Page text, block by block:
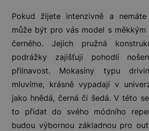
Pokud žijete intenzivně a
může být pro vás model s
černého. Jejich pružná
podrážky zajišťují pohodlí
přilnavost. Mokasíny typu
mluvíme, krásně vypadají v
jako hnědá, černá či šedá. V této
to přidat do svého módního
budou výbornou základnou pro